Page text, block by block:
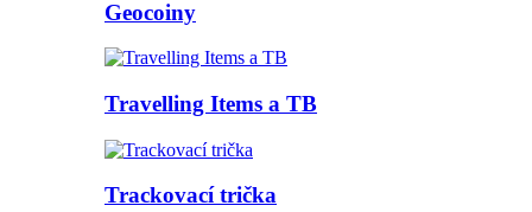
Geocoiny
Travelling Items a TB
Trackovací trička